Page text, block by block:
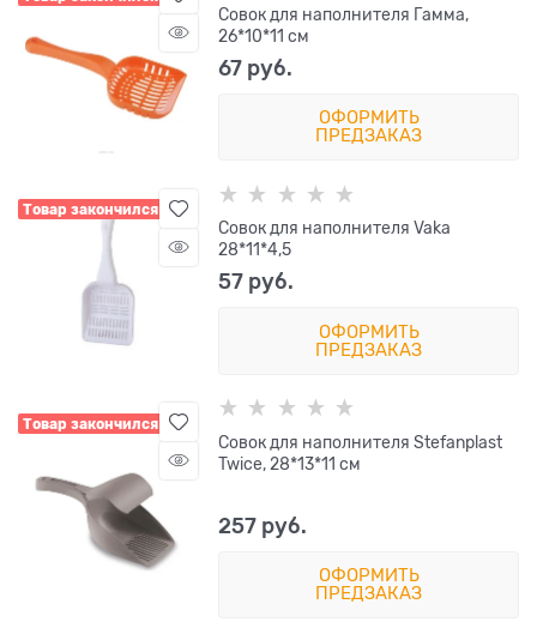
Совок для наполнителя Гамма,
26*10*11 см
67 руб.
ОФОРМИТЬ
ПРЕДЗАКАЗ
Товар закончился
Совок для наполнителя Vaka
28*11*4,5
57 руб.
ОФОРМИТЬ
ПРЕДЗАКАЗ
Товар закончился
Совок для наполнителя Stefanplast
Twice, 28*13*11 см
257 руб.
ОФОРМИТЬ
ПРЕДЗАКАЗ